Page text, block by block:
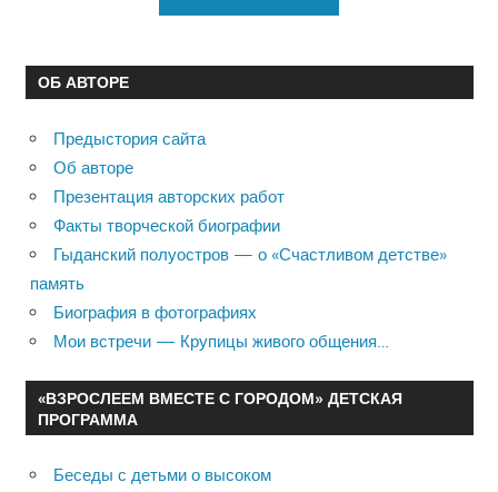
ОБ АВТОРЕ
Предыстория сайта
Об авторе
Презентация авторских работ
Факты творческой биографии
Гыданский полуостров — о «Счастливом детстве»
память
Биография в фотографиях
Мои встречи — Крупицы живого общения…
«ВЗРОСЛЕЕМ ВМЕСТЕ С ГОРОДОМ» ДЕТСКАЯ
ПРОГРАММА
Беседы с детьми о высоком